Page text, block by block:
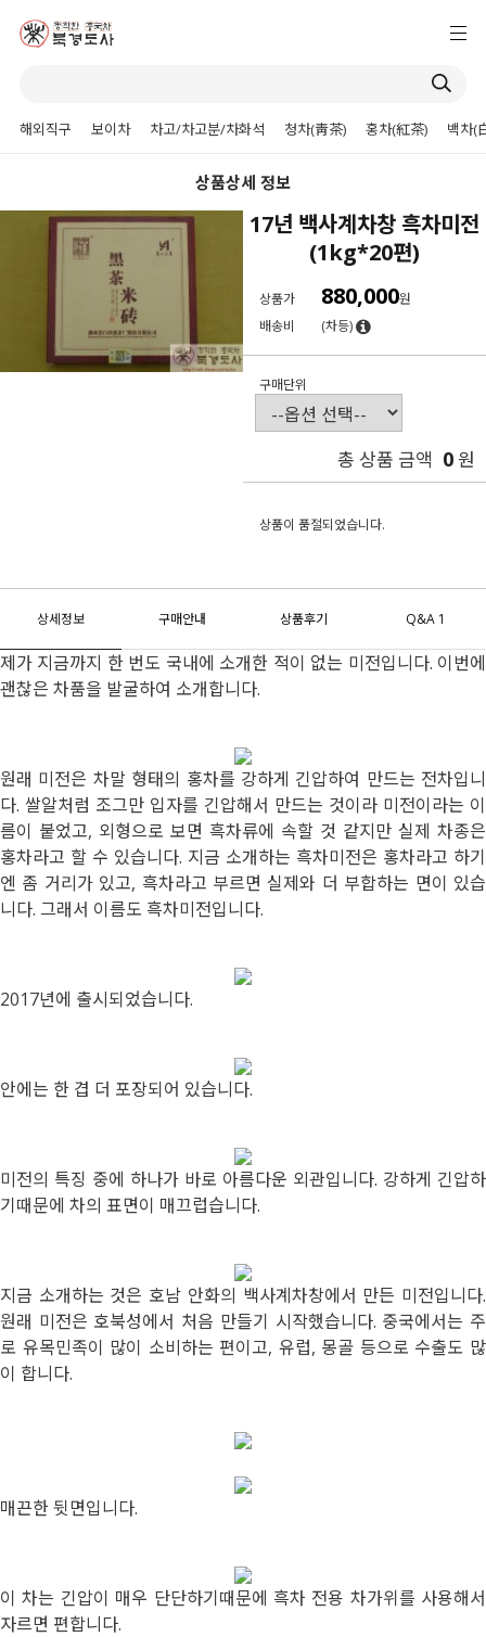
해외직구 보이차 차고/차고분/차화석 청차(靑茶) 홍차(紅茶) 백차(
상품상세 정보
17년 백사계차창 흑차미전
(1kg*20편)
상품가 880,000원
배송비
(차등)
구매단위
총 상품 금액 0원
상품이 품절되었습니다.
상세정보 구매안내 상품후기 Q&A 1
제가 지금까지 한 번도 국내에 소개한 적이 없는 미전입니다. 이번에
괜찮은 차품을 발굴하여 소개합니다.
원래 미전은 차말 형태의 홍차를 강하게 긴압하여 만드는 전차입니
다. 쌀알처럼 조그만 입자를 긴압해서 만드는 것이라 미전이라는 이
름이 붙었고, 외형으로 보면 흑차류에 속할 것 같지만 실제 차종은
홍차라고 할 수 있습니다. 지금 소개하는 흑차미전은 홍차라고 하기
엔 좀 거리가 있고, 흑차라고 부르면 실제와 더 부합하는 면이 있습
니다. 그래서 이름도 흑차미전입니다.
2017년에 출시되었습니다.
안에는 한 겹 더 포장되어 있습니다.
미전의 특징 중에 하나가 바로 아름다운 외관입니다. 강하게 긴압하
기때문에 차의 표면이 매끄럽습니다.
지금 소개하는 것은 호남 안화의 백사계차창에서 만든 미전입니다.
원래 미전은 호북성에서 처음 만들기 시작했습니다. 중국에서는 주
로 유목민족이 많이 소비하는 편이고, 유럽, 몽골 등으로 수출도 많
이 합니다.
매끈한 뒷면입니다.
이 차는 긴압이 매우 단단하기때문에 흑차 전용 차가위를 사용해서
자르면 편합니다.